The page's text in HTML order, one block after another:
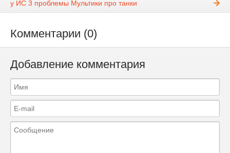
у ИС 3 проблемы Мультики про танки
Комментарии (0)
Добавление комментария